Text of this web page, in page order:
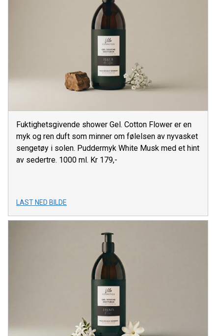
Fuktighetsgivende shower Gel. Cotton Flower er en
myk og ren duft som minner om følelsen av nyvasket
sengetøy i solen. Puddermyk White Musk med et hint
av sedertre. 1000 ml. Kr 179,-
LAST NED BILDE